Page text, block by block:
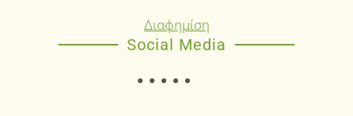
Διαφημίση
Social Media